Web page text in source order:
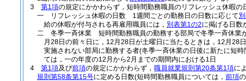
3
第1項の規定にかかわらず，短時間勤務職員のリフレッシュ休暇の
一
リフレッシュ休暇の日数 1週間ごとの勤務日の日数に応じて
給の休暇が付与される再雇用職員には， 別表第1の2に掲げる日数
二
冬季一斉休業 短時間勤務職員の勤務する部局で冬季一斉休業
月28日の前々日に，12月28日が土曜日に当たるときは，12月28
実施されない部局に勤務する者(冬季一斉休業の日後に新たに短
ては，一の年度の12月から2月までの期間内における1日
4
第1項及び前項の規定にかかわらず， 職員就業規則第20条第1項に
規則第58条第15号に定める日数(短時間勤務職員については， 前項